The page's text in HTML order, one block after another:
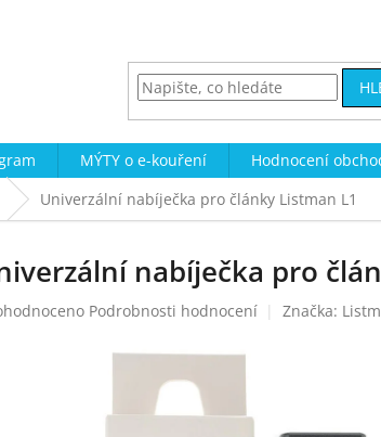
MÝTY o e-kouření Hodnocení
Univerzální nabíječka pro články Listman L1
nabíječka pro
Podrobnosti hodnocení Značka: